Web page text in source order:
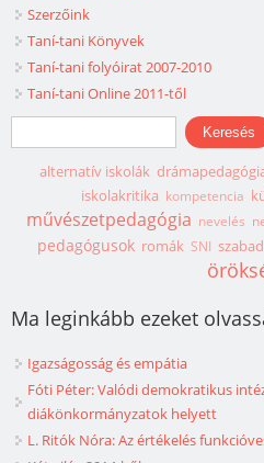
Szerzőink
Taní-tani Könyvek
Taní-tani folyóirat 2007-2010
Taní-tani Online 2011-től
Keresés űrlap
Keresés
alternatív iskolák
iskolakritika kompetencia
művészetpedagógia nevelés
pedagógusok romák SNI
Ma leginkább ezeket
Igazságosság és empátia
Fóti Péter: Valódi demokratikus
diákönkormányzatok helyett
L. Ritók Nóra: Az értékelés